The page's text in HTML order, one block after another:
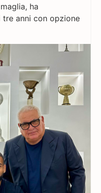
ha
anni con opzione